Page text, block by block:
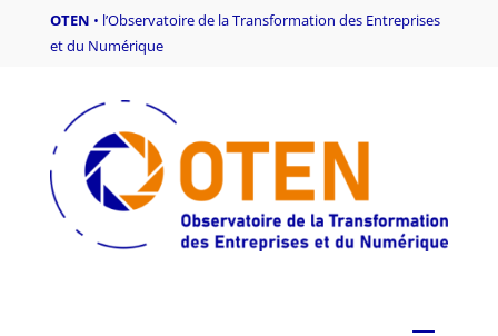
OTEN • l’Observatoire de la Transformation des Entreprises
et du Numérique